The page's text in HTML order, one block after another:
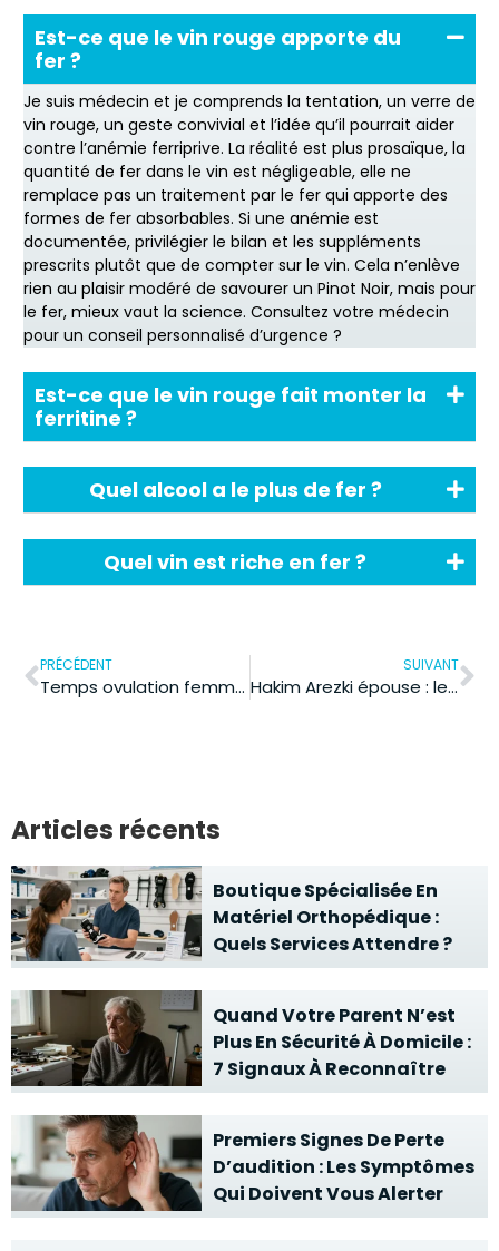
Est-ce que le vin rouge apporte du
fer ?
Je suis médecin et je comprends la tentation, un verre de
vin rouge, un geste convivial et l’idée qu’il pourrait aider
contre l’anémie ferriprive. La réalité est plus prosaïque, la
quantité de fer dans le vin est négligeable, elle ne
remplace pas un traitement par le fer qui apporte des
formes de fer absorbables. Si une anémie est
documentée, privilégier le bilan et les suppléments
prescrits plutôt que de compter sur le vin. Cela n’enlève
rien au plaisir modéré de savourer un Pinot Noir, mais pour
le fer, mieux vaut la science. Consultez votre médecin
pour un conseil personnalisé d’urgence ?
Est-ce que le vin rouge fait monter la
ferritine ?
Quel alcool a le plus de fer ?
Quel vin est riche en fer ?
PRÉCÉDENT
Temps ovulation femme : la fenêtre fertile dure combien de jours ?
SUIVANT
Hakim Arezki épouse : le point sur l’identité et les sources ?
Articles récents
Boutique Spécialisée En
Matériel Orthopédique :
Quels Services Attendre ?
Quand Votre Parent N’est
Plus En Sécurité À Domicile :
7 Signaux À Reconnaître
Premiers Signes De Perte
D’audition : Les Symptômes
Qui Doivent Vous Alerter